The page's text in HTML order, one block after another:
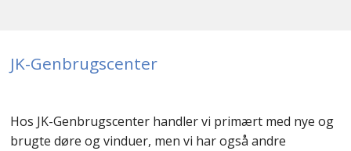
JK-Genbrugscenter
Hos JK-Genbrugscenter handler vi primært med nye og
brugte døre og vinduer, men vi har også andre